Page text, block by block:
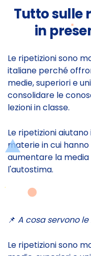
Tutto sulle
in
Le ripetizioni sono
italiane perché
medie, superiori e
consolidare le
lezioni in classe.
Le ripetizioni
materie in cui
aumentare la
l'autostima.
📌 A cosa servono
Le ripetizioni sono